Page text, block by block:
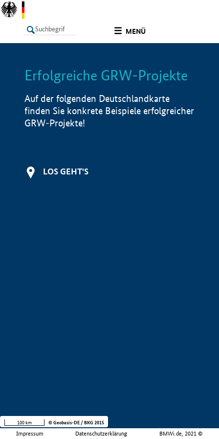
MENÜ
LISTE Info
Erfolgreiche GRW-Projekte
Auf der folgenden Deutschlandkarte
finden Sie konkrete Beispiele erfolgreicher
GRW-Projekte!
LOS GEHT'S
Impressum Datenschutzerklärung BMWi.de, 2021 ©
100 km © Geobasis-DE / BKG 2015